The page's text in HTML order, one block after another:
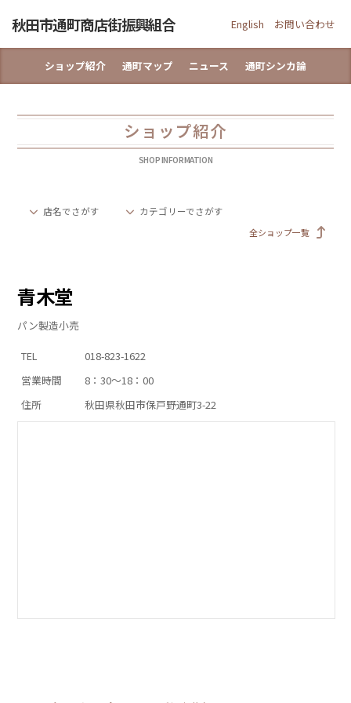
秋田市通町商店街振興組合 English お問い合わせ
ショップ紹介 通町マップ ニュース 通町シンカ論
ショップ紹介
SHOP INFORMATION
店名でさがす
カテゴリーでさがす
全ショップ一覧
青木堂
パン製造小売
TEL
018-823-1622
営業時間
8：30～18：00
住所
秋田県秋田市保戸野通町3-22